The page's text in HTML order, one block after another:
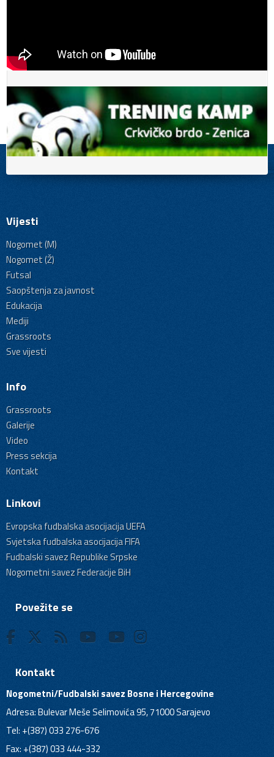
Vijesti
Nogomet (M)
Nogomet (Ž)
Futsal
Saopštenja za javnost
Edukacija
Mediji
Grassroots
Sve vijesti
Info
Grassroots
Galerije
Video
Press sekcija
Kontakt
Linkovi
Evropska fudbalska asocijacija UEFA
Svjetska fudbalska asocijacija FIFA
Fudbalski savez Republike Srpske
Nogometni savez Federacije BiH
Povežite se
Kontakt
Nogometni/Fudbalski savez Bosne i Hercegovine
Adresa: Bulevar Meše Selimovića 95, 71000 Sarajevo
Tel: +(387) 033 276-676
Fax: +(387) 033 444-332